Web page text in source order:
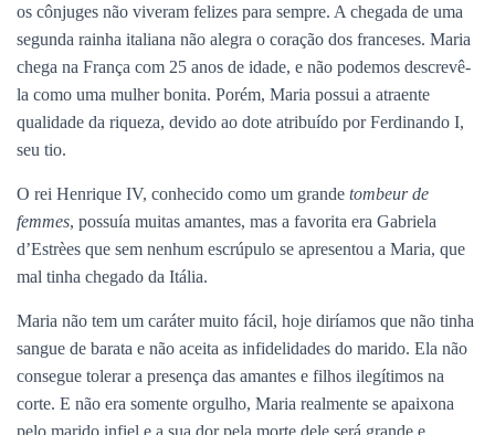
os cônjuges não viveram felizes para sempre. A chegada de uma
segunda rainha italiana não alegra o coração dos franceses. Maria
chega na França com 25 anos de idade, e não podemos descrevê-
la como uma mulher bonita. Porém, Maria possui a atraente
qualidade da riqueza, devido ao dote atribuído por Ferdinando I,
seu tio.
O rei Henrique IV, conhecido como um grande tombeur de
femmes, possuía muitas amantes, mas a favorita era Gabriela
d’Estrèes que sem nenhum escrúpulo se apresentou a Maria, que
mal tinha chegado da Itália.
Maria não tem um caráter muito fácil, hoje diríamos que não tinha
sangue de barata e não aceita as infidelidades do marido. Ela não
consegue tolerar a presença das amantes e filhos ilegítimos na
corte. E não era somente orgulho, Maria realmente se apaixona
pelo marido infiel e a sua dor pela morte dele será grande e